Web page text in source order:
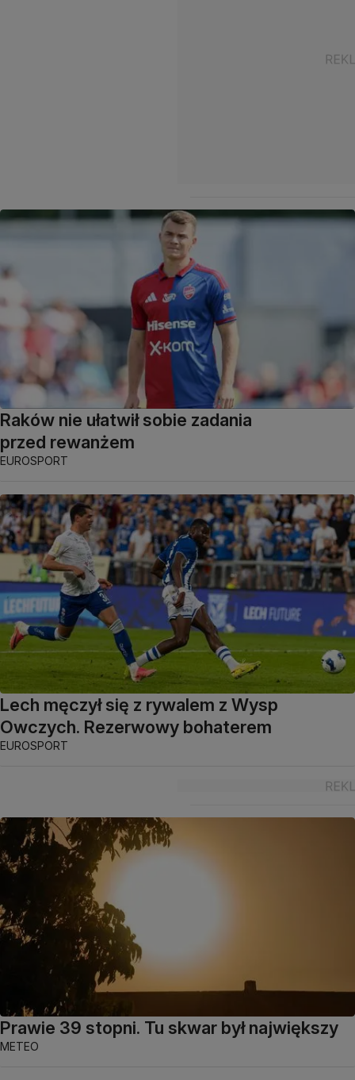
Raków nie ułatwił sobie zadania
przed rewanżem
EUROSPORT
Lech męczył się z rywalem z Wysp
Owczych. Rezerwowy bohaterem
EUROSPORT
Prawie 39 stopni. Tu skwar był największy
METEO